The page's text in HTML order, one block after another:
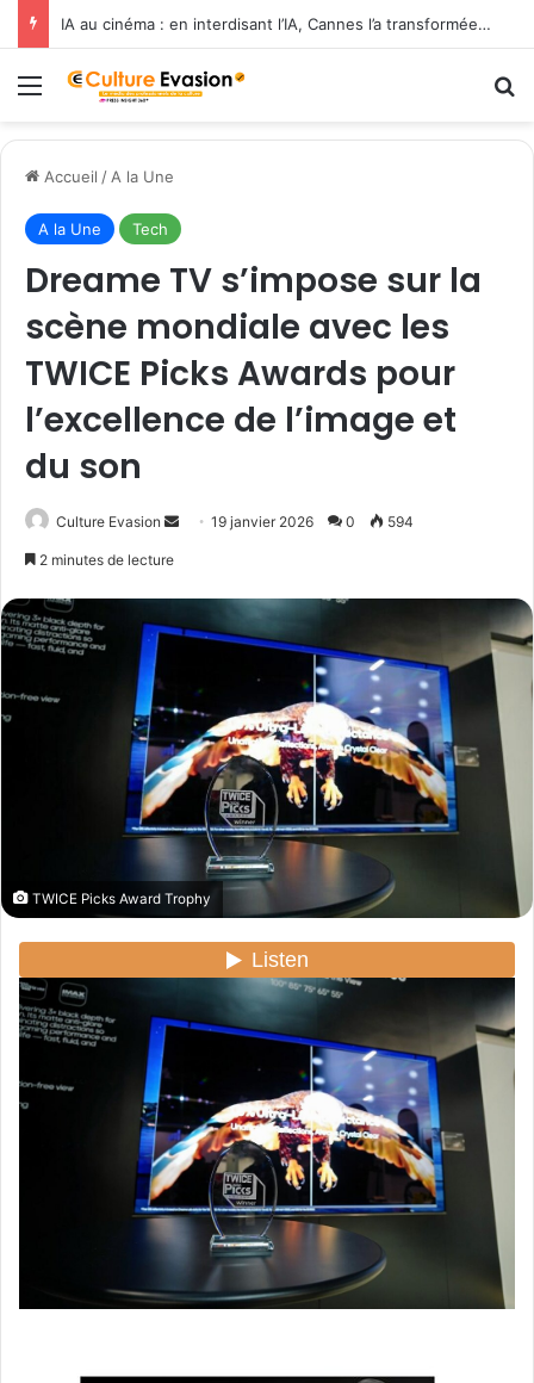
IA au cinéma : en interdisant l’IA, Cannes l’a transformée en label de luxe
Menu
Accueil / A la Une
A la Une Tech
Dreame TV s’impose sur la
scène mondiale avec les
TWICE Picks Awards pour
l’excellence de l’image et
du son
Culture Evasion
y
n
c
u
r
i
l
19 janvier 2026 0 594
2 minutes de lecture
TWICE Picks Award Trophy